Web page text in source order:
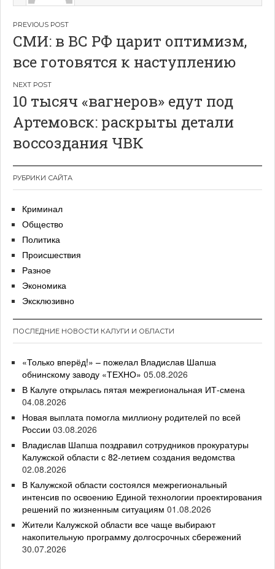
Навигация
по
записям
СМИ: в ВС РФ царит оптимизм,
все готовятся к наступлению
10 тысяч «вагнеров» едут под
Артемовск: раскрыты детали
воссоздания ЧВК
РУБРИКИ САЙТА
Криминал
Общество
Политика
Происшествия
Разное
Экономика
Эксклюзивно
ПОСЛЕДНИЕ НОВОСТИ КАЛУГИ И ОБЛАСТИ
«Только вперёд!» – пожелал Владислав Шапша
обнинскому заводу «ТЕХНО» 05.08.2026
В Калуге открылась пятая межрегиональная ИТ-смена
04.08.2026
Новая выплата помогла миллиону родителей по всей
России 03.08.2026
Владислав Шапша поздравил сотрудников прокуратуры
Калужской области с 82-летием создания ведомства
02.08.2026
В Калужской области состоялся межрегиональный
интенсив по освоению Единой технологии проектирования
решений по жизненным ситуациям 01.08.2026
Жители Калужской области все чаще выбирают
накопительную программу долгосрочных сбережений
30.07.2026